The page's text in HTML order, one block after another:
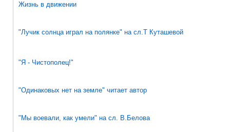
Жизнь в движении
"Лучик солнца играл на полянке" на сл.Т Куташевой
"Я - Чистополец!"
"Одинаковых нет на земле" читает автор
"Мы воевали, как умели" на сл. В.Белова